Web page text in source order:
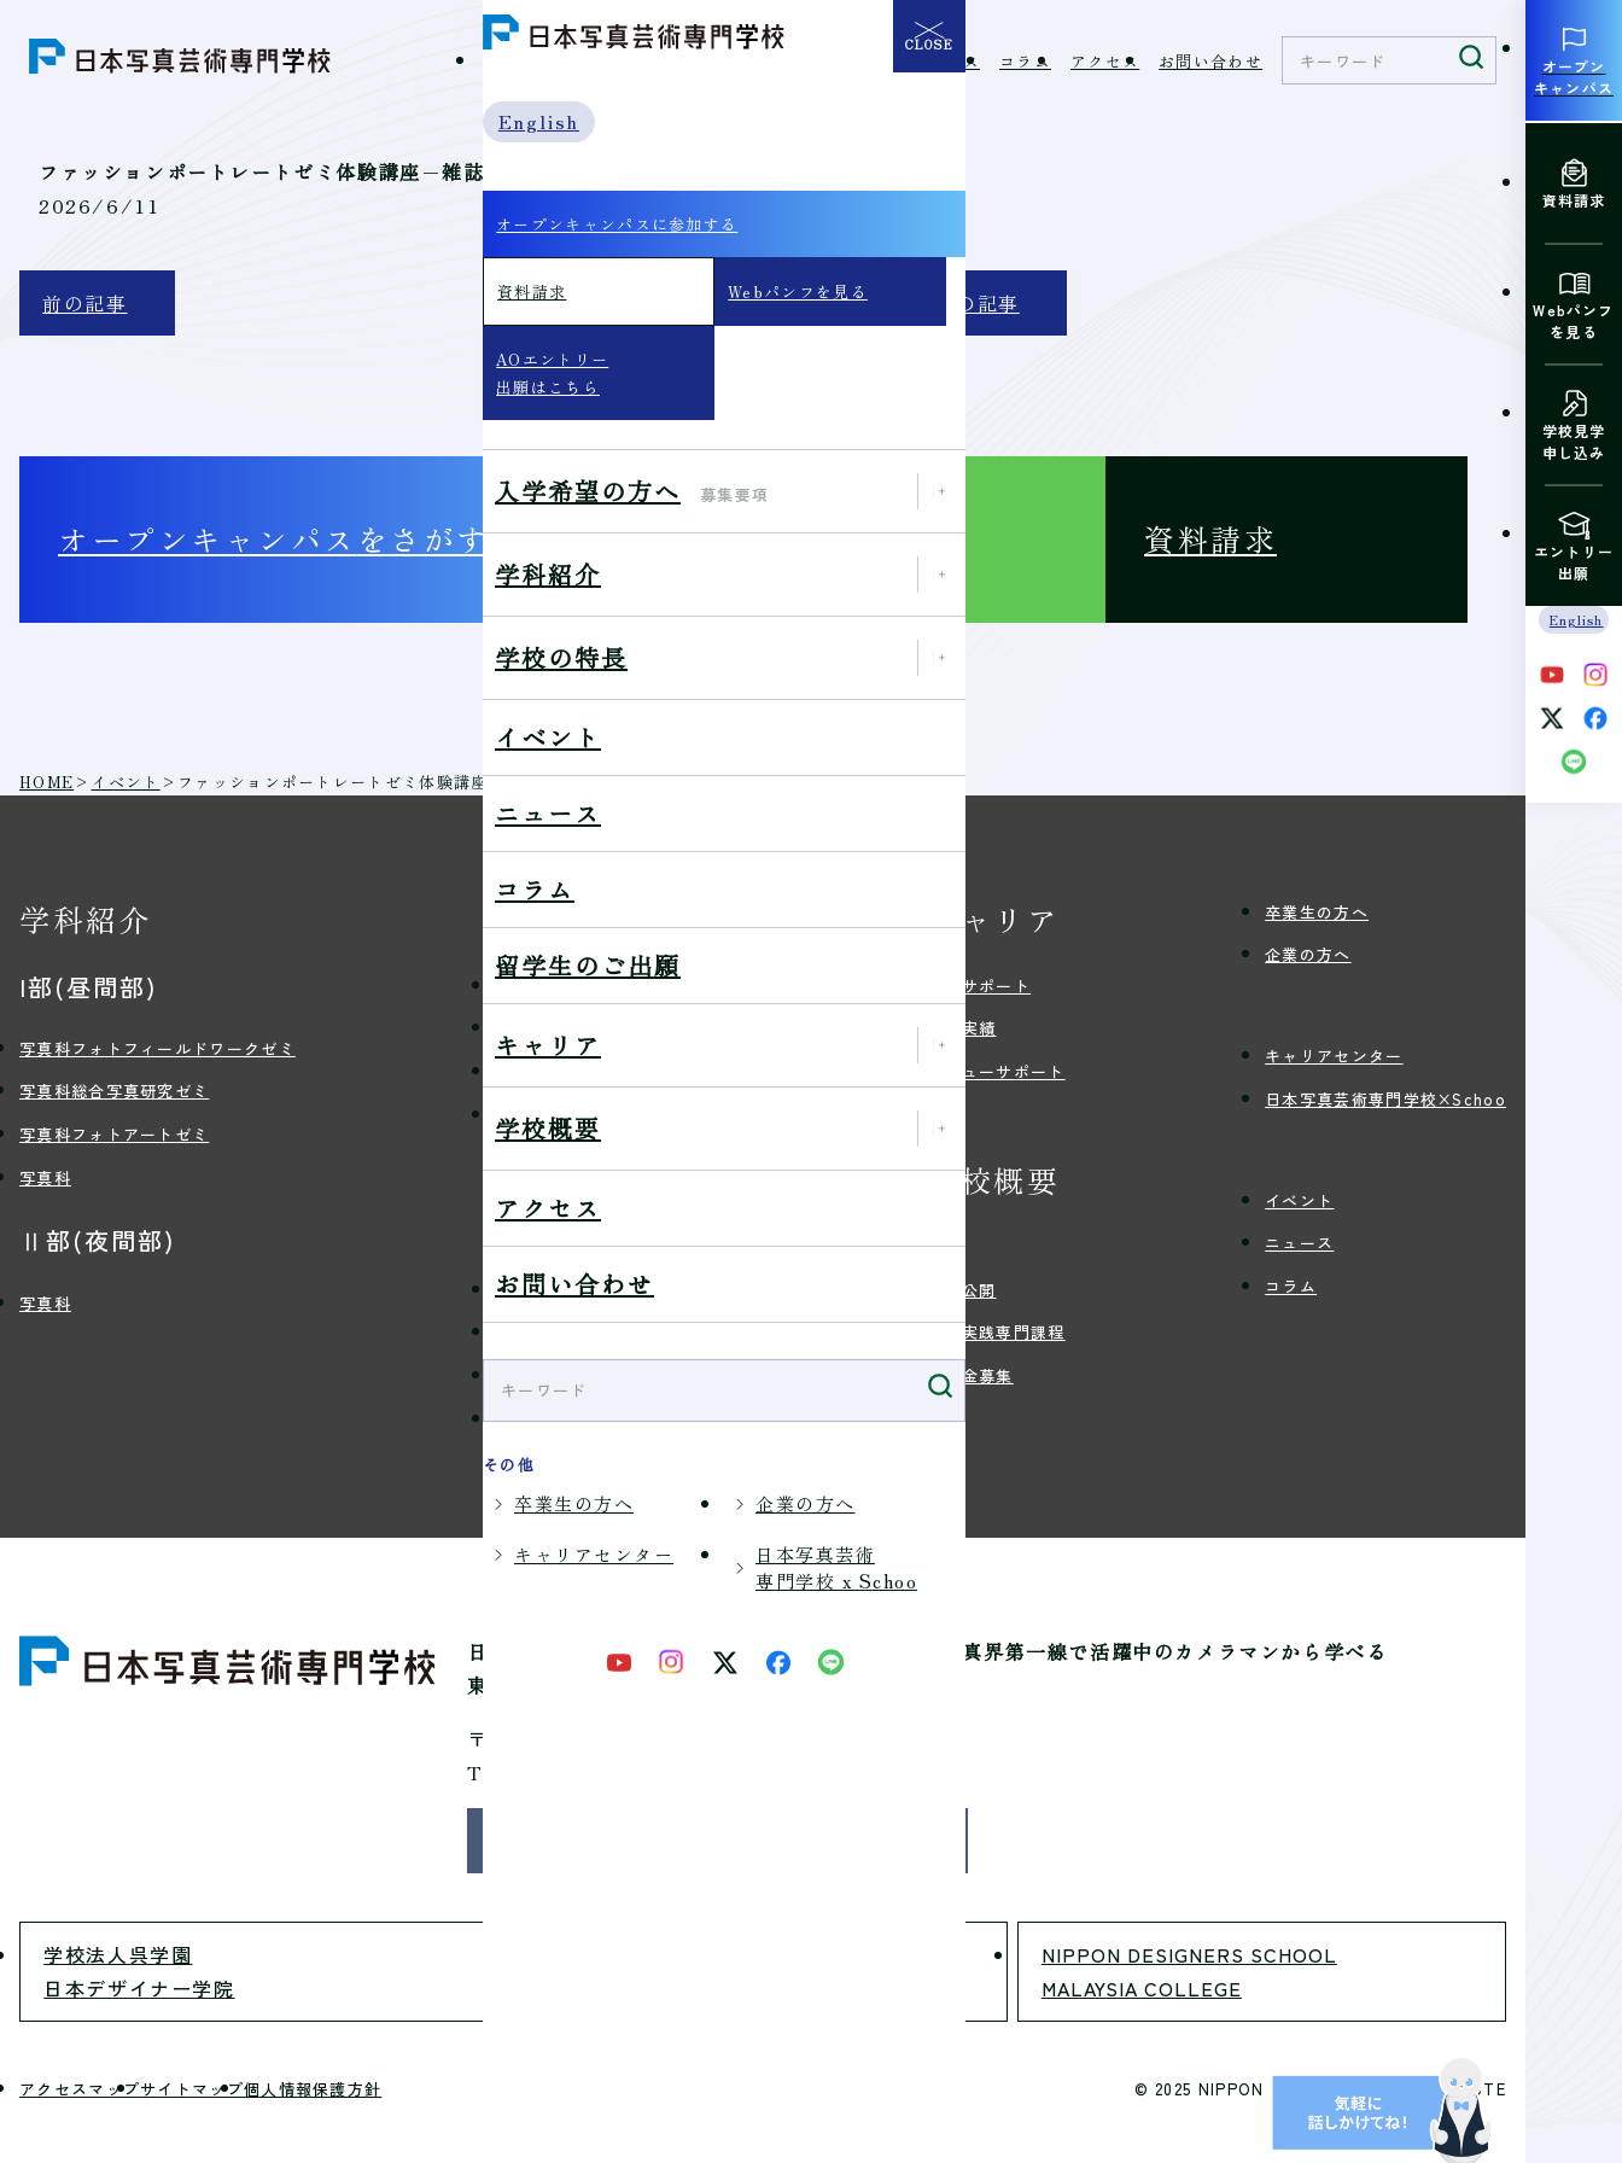
ニュース コラム アクセス お問い合わせ
CLOSE
English
オープンキャンパスに参加する
資料請求 Webパンフを見る
AOエントリー
出願はこちら
入学希望の方へ 募集要項
学科紹介
学校の特長
イベント
ニュース
コラム
留学生のご出願
キャリア
学校概要
アクセス
お問い合わせ
その他
卒業生の方へ
企業の方へ
キャリアセンター
日本写真芸術
専門学校 x Schoo
オープン
キャンパス
資料請求
Webパンフ
を見る
学校見学
申し込み
エントリー
出願
English
ファッションポートレートゼミ体験講座－雑誌の1ページを撮影しよう－
2026/6/11
前の記事 次の記事
オープンキャンパス をさがす
Webパンフ
資料請求
HOME > イベント > ファッションポートレートゼミ体験講座－雑誌の1ページを撮影しよう－
学科紹介
I部(昼間部)
写真科フォトフィールドワークゼミ
写真科総合写真研究ゼミ
写真科フォトアートゼミ
写真科
Ⅱ部(夜間部)
写真科
学校の特長
理念・特色
学生の特典
入学希望の方へ
定員・学費
留学生のご出願
キャリア
就職サポート
就職実績
デビューサポート
学校概要
沿革
情報公開
職業実践専門課程
寄付金募集
卒業生の方へ
企業の方へ
キャリアセンター
日本写真芸術専門学校×Schoo
イベント
ニュース
コラム
日本写真芸術専門学校は 写真家を育成して60年。
写真界第一線で活躍中のカメラマンから学べる
東京都認可の渋谷にある専門学校です。
〒150-0031 東京都渋谷区桜丘町4-16
Tel：03-3770-5585
学校法人呉学園
日本デザイナー学院
NIPPON DESIGNERS SCHOOL
MALAYSIA COLLEGE
アクセスマップサイトマップ個人情報保護方針 © 2025 NIPPON PHOTOGRAPHY INSTITUTE